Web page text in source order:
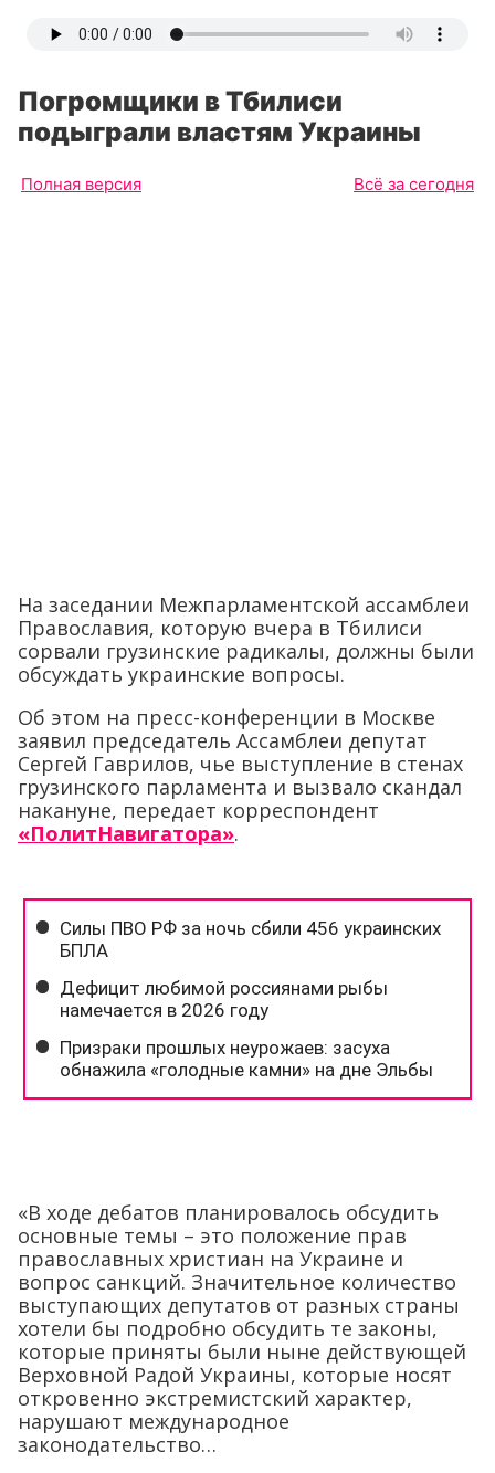
Погромщики в Тбилиси
подыграли властям Украины
Полная версия Всё за сегодня
На заседании Межпарламентской ассамблеи
Православия, которую вчера в Тбилиси
сорвали грузинские радикалы, должны были
обсуждать украинские вопросы.
Об этом на пресс-конференции в Москве
заявил председатель Ассамблеи депутат
Сергей Гаврилов, чье выступление в стенах
грузинского парламента и вызвало скандал
накануне, передает корреспондент
«ПолитНавигатора».
«В ходе дебатов планировалось обсудить
основные темы – это положение прав
православных христиан на Украине и
вопрос санкций. Значительное количество
выступающих депутатов от разных страны
хотели бы подробно обсудить те законы,
которые приняты были ныне действующей
Верховной Радой Украины, которые носят
откровенно экстремистский характер,
нарушают международное
законодательство…